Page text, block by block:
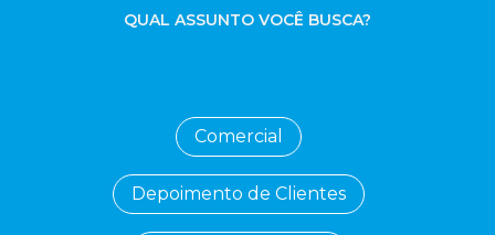
QUAL ASSUNTO VOCÊ BUSCA?
Comercial
Depoimento de Clientes